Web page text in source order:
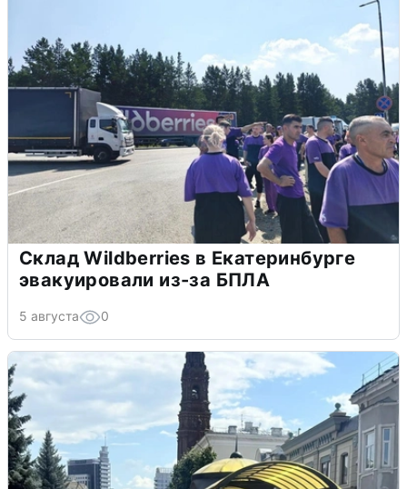
Склад Wildberries в Екатеринбурге
эвакуировали из-за БПЛА
5 августа 0